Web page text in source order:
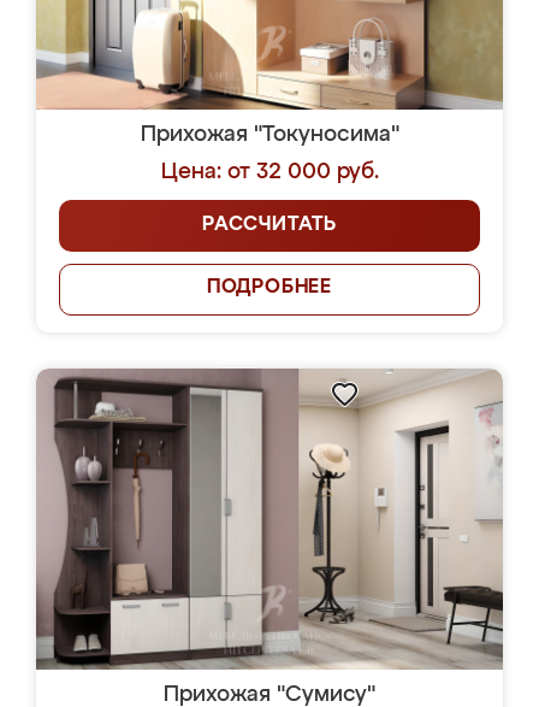
Прихожая "Токуносима"
Цена: от 32 000 руб.
РАССЧИТАТЬ
ПОДРОБНЕЕ
Прихожая "Сумису"